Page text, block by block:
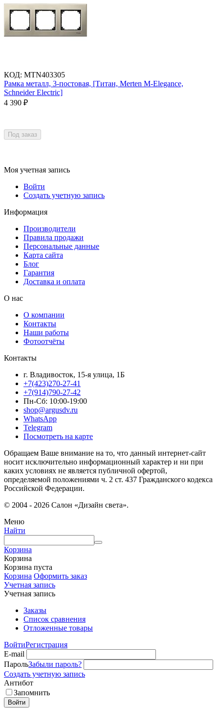
КОД: MTN403305
Рамка металл, 3-постовая, [Титан, Merten M-Elegance,
Schneider Electric]
4 390 ₽
Под заказ
Моя учетная запись
Войти
Создать учетную запись
Информация
Производители
Правила продажи
Персональные данные
Карта сайта
Блог
Гарантия
Доставка и оплата
О нас
О компании
Контакты
Наши работы
Фотоотчёты
Контакты
г. Владивосток, 15-я улица, 1Б
+7(423)270-27-41
+7(914)790-27-42
Пн-Сб: 10:00-19:00
shop@argusdv.ru
WhatsApp
Telegram
Посмотреть на карте
Обращаем Ваше внимание на то, что данный интернет-сайт
носит исключительно информационный характер и ни при
каких условиях не является публичной офертой,
определяемой положениями ч. 2 ст. 437 Гражданского кодекса
Российской Федерации.
© 2004 - 2026 Салон «Дизайн света».
Меню
Найти
Корзина
Корзина
Корзина пуста
Корзина Оформить заказ
Учетная запись
Учетная запись
Заказы
Список сравнения
Отложенные товары
ВойтиРегистрация
E-mail
ПарольЗабыли пароль?
Создать учетную запись
Антибот
Запомнить
Войти